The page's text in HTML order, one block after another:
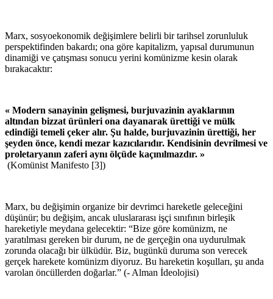
Marx, sosyoekonomik değişimlere belirli bir tarihsel zorunluluk
perspektifinden bakardı; ona göre kapitalizm, yapısal durumunun
dinamiği ve çatışması sonucu yerini komünizme kesin olarak
bırakacaktır:
« Modern sanayinin gelişmesi, burjuvazinin ayaklarının
altından bizzat ürünleri ona dayanarak ürettiği ve mülk
edindiği temeli çeker alır. Şu halde, burjuvazinin ürettiği, her
şeyden önce, kendi mezar kazıcılarıdır. Kendisinin devrilmesi ve
proletaryanın zaferi aynı ölçüde kaçınılmazdır. »
(Komünist Manifesto [3])
Marx, bu değişimin organize bir devrimci hareketle geleceğini
düşünür; bu değişim, ancak uluslararası işçi sınıfının birleşik
hareketiyle meydana gelecektir: “Bize göre komünizm, ne
yaratılması gereken bir durum, ne de gerçeğin ona uydurulmak
zorunda olacağı bir ülküdür. Biz, bugünkü duruma son verecek
gerçek harekete komünizm diyoruz. Bu hareketin koşulları, şu anda
varolan öncüllerden doğarlar.” (- Alman İdeolojisi)